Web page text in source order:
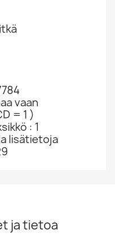
vaan
= 1 )
: 1
lisätietoja
ja tietoa